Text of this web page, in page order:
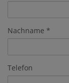
Nachname
Telefon